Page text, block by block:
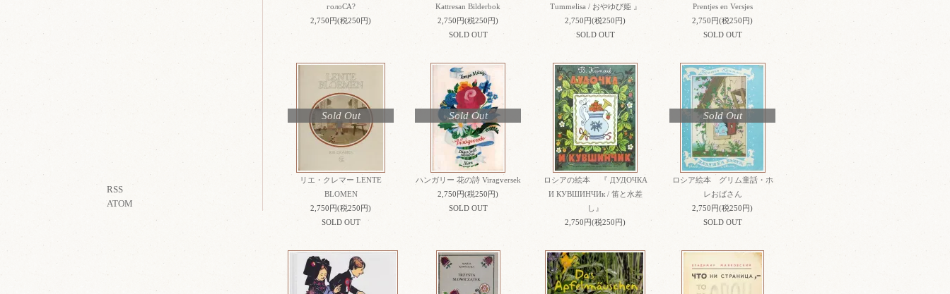
RSS
ATOM
голоСА?
2,750円(税250円)
Kattresan Bilderbok
2,750円(税250円)
SOLD OUT
Tummelisa / おやゆび姫 』
2,750円(税250円)
SOLD OUT
Prentjes en Versjes
2,750円(税250円)
SOLD OUT
Sold Out
リエ・クレマー LENTE
BLOMEN
2,750円(税250円)
SOLD OUT
Sold Out
ハンガリー 花の詩 Viragversek
2,750円(税250円)
SOLD OUT
ロシアの絵本 『 ДУДОЧКА
И КУВШИНЧИк / 笛と水差
し』
2,750円(税250円)
Sold Out
ロシア絵本 グリム童話・ホ
レおばさん
2,750円(税250円)
SOLD OUT